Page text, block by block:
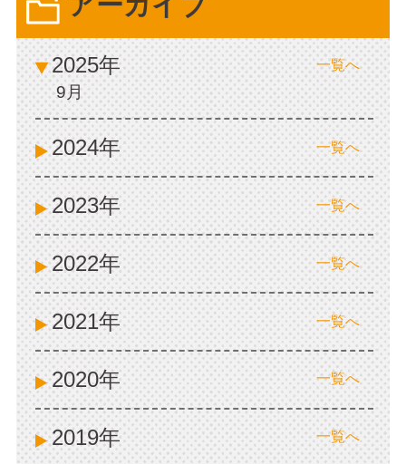
2025年 一覧へ
9月
2024年 一覧へ
2023年 一覧へ
2022年 一覧へ
2021年 一覧へ
2020年 一覧へ
2019年 一覧へ